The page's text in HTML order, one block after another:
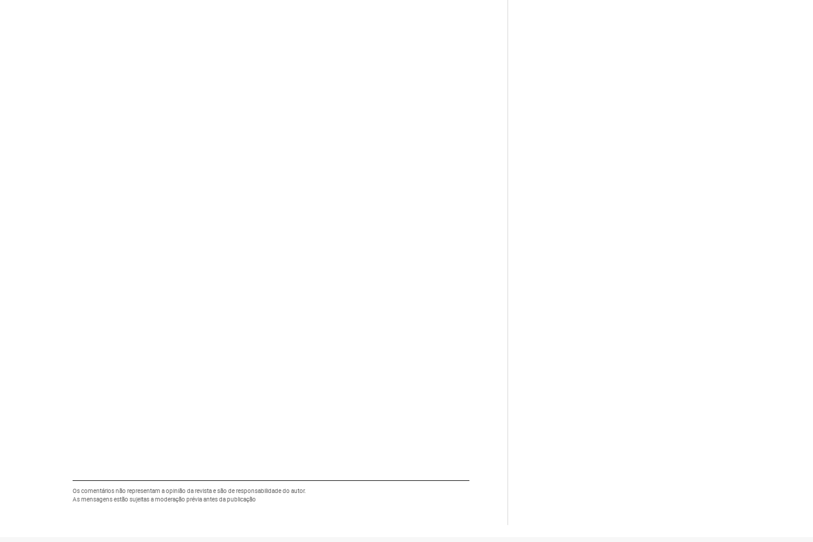
Os comentários não representam a opinião da revista e são de responsabilidade do autor.
As mensagens estão sujeitas a moderação prévia antes da publicação